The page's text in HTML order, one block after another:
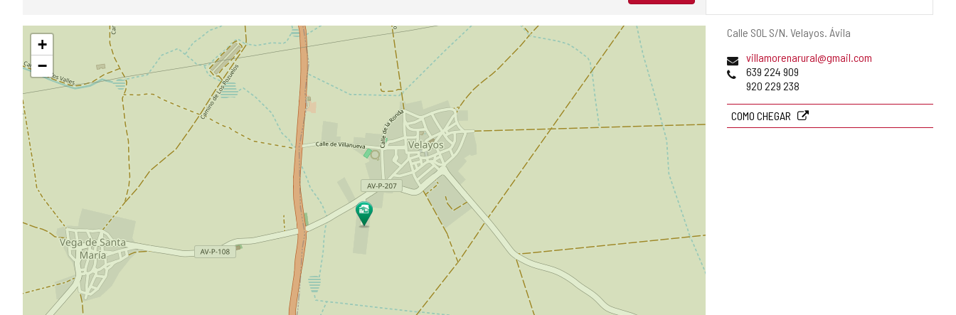
Endereço
Calle SOL S/N. Velayos. Ávila
Endereço
de
email
villamorenarural@gmail.com
Telefones
639 224 909
920 229 238
COMO CHEGAR
Pular
mapa
+
−